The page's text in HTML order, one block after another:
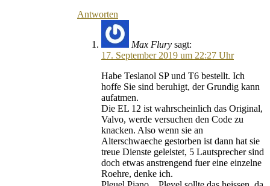
Antworten
Max Flury sagt:
17. September 2019 um 22:27 Uhr
Habe Teslanol SP und T6 bestellt. Ich
hoffe Sie sind beruhigt, der Grundig kann
aufatmen.
Die EL 12 ist wahrscheinlich das Original,
Valvo, werde versuchen den Code zu
knacken. Also wenn sie an
Alterschwaeche gestorben ist dann hat sie
treue Dienste geleistet, 5 Lautsprecher sind
doch etwas anstrengend fuer eine einzelne
Roehre, denke ich.